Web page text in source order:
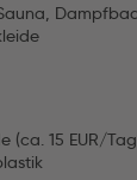
(ca. 15 EUR/